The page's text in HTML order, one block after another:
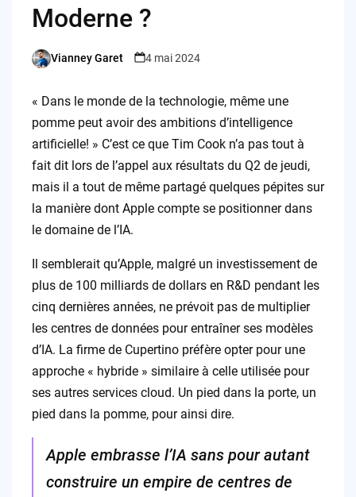
Moderne ?
Posted
Vianney Garet 4 mai 2024
« Dans le monde de la technologie, même une
pomme peut avoir des ambitions d’intelligence
artificielle! » C’est ce que Tim Cook n’a pas tout à
fait dit lors de l’appel aux résultats du Q2 de jeudi,
mais il a tout de même partagé quelques pépites sur
la manière dont Apple compte se positionner dans
le domaine de l’IA.
Il semblerait qu’Apple, malgré un investissement de
plus de 100 milliards de dollars en R&D pendant les
cinq dernières années, ne prévoit pas de multiplier
les centres de données pour entraîner ses modèles
d’IA. La firme de Cupertino préfère opter pour une
approche « hybride » similaire à celle utilisée pour
ses autres services cloud. Un pied dans la porte, un
pied dans la pomme, pour ainsi dire.
Apple embrasse l’IA sans pour autant
construire un empire de centres de